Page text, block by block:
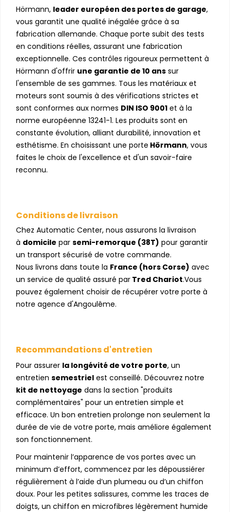
Hörmann, leader européen des portes de garage,
vous garantit une qualité inégalée grâce à sa
fabrication allemande. Chaque porte subit des tests
en conditions réelles, assurant une fabrication
exceptionnelle. Ces contrôles rigoureux permettent à
Hörmann d'offrir une garantie de 10 ans sur
l'ensemble de ses gammes. Tous les matériaux et
moteurs sont soumis à des vérifications strictes et
sont conformes aux normes DIN ISO 9001 et à la
norme européenne 13241-1. Les produits sont en
constante évolution, alliant durabilité, innovation et
esthétisme. En choisissant une porte Hörmann, vous
faites le choix de l'excellence et d'un savoir-faire
reconnu.
Conditions de livraison
Chez Automatic Center, nous assurons la livraison
à domicile par semi-remorque (38T) pour garantir
un transport sécurisé de votre commande.
Nous livrons dans toute la France (hors Corse) avec
un service de qualité assuré par Tred Chariot.Vous
pouvez également choisir de récupérer votre porte à
notre agence d'Angoulême.
Recommandations d'entretien
Pour assurer la longévité de votre porte, un
entretien semestriel est conseillé. Découvrez notre
kit de nettoyage dans la section "produits
complémentaires" pour un entretien simple et
efficace. Un bon entretien prolonge non seulement la
durée de vie de votre porte, mais améliore également
son fonctionnement.
Pour maintenir l’apparence de vos portes avec un
minimum d’effort, commencez par les dépoussiérer
régulièrement à l’aide d’un plumeau ou d’un chiffon
doux. Pour les petites salissures, comme les traces de
doigts, un chiffon en microfibres légèrement humide